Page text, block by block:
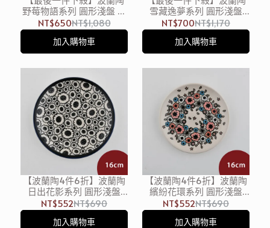
野莓物語系列 圓形淺盤 點
心盤 16cm 波蘭手工製
NT$650NT$1,080
加入購物車
雪藏逸夢系列 圓形淺盤
14.5cm 波蘭手工製
NT$700NT$1,170
加入購物車
【波蘭陶4件6折】波蘭陶
日出花影系列 圓形淺盤
16cm 波蘭手工製 陶瓷盤
菜盤 水果盤 點心盤
NT$552NT$690
加入購物車
【波蘭陶4件6折】波蘭陶
繽紛花環系列 圓形淺盤
16cm 波蘭手工製 陶瓷盤
菜盤 水果盤 點心盤
NT$552NT$690
加入購物車